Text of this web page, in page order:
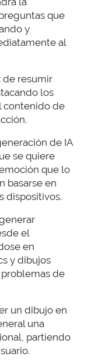
que
y
al
de resumir
los
contenido de
de IA
se quiere
que lo
basarse en
dispositivos.
el
en
y dibujos
de
un dibujo en
una
partiendo